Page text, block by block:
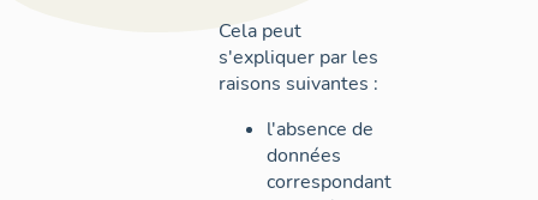
Cela peut
s'expliquer par les
raisons suivantes :
l'absence de
données
correspondant